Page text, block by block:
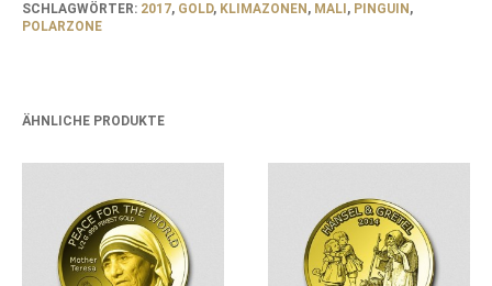
SCHLAGWÖRTER: 2017, GOLD, KLIMAZONEN , MALI , PINGUIN ,
POLARZONE
ÄHNLICHE PRODUKTE